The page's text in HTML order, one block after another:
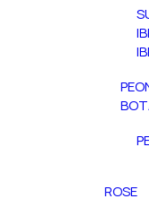
ROSE